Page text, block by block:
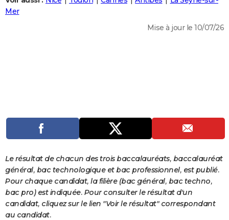
Destinations
City break
Voyage nature
Voyage de noces
Forum
Climat
+
PHOTO
PROGRAMME TV
S'inscrire
Se connecter
Lycées
Collèges
Primaires
Universités
Entreprises
Service militaire
Avis de recherche
AVIS DE DÉCÈS
FORUM
Bricolage
Lifestyle
Culture
Sport
Auto
Television
Voyage
Cinema
Mer
Mise à jour le 10/07/26
Le résultat de chacun des trois baccalauréats, baccalauréat
général, bac technologique et bac professionnel, est publié.
Pour chaque candidat, la filière (bac général, bac techno,
bac pro) est indiquée. Pour consulter le résultat d'un
candidat, cliquez sur le lien "Voir le résultat" correspondant
au candidat.